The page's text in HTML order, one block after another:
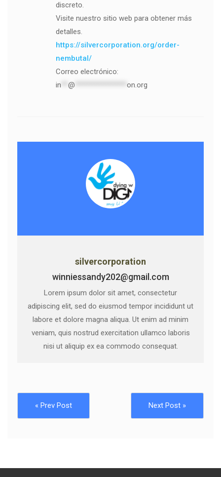
discreto.
Visite nuestro sitio web para obtener más
detalles.
https://silvercorporation.org/order-
nembutal/
Correo electrónico:
in
@ on.org
silvercorporation
winniessandy202@gmail.com
Lorem ipsum dolor sit amet, consectetur
adipiscing elit, sed do eiusmod tempor incididunt ut
labore et dolore magna aliqua. Ut enim ad minim
veniam, quis nostrud exercitation ullamco laboris
nisi ut aliquip ex ea commodo consequat.
« Prev Post Next Post »